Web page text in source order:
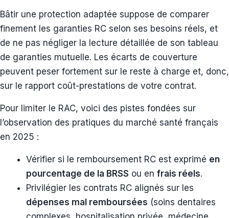
Bâtir une protection adaptée suppose de comparer
finement les garanties RC selon ses besoins réels, et
de ne pas négliger la lecture détaillée de son tableau
de garanties mutuelle. Les écarts de couverture
peuvent peser fortement sur le reste à charge et, donc,
sur le rapport coût-prestations de votre contrat.
Pour limiter le RAC, voici des pistes fondées sur
l’observation des pratiques du marché santé français
en 2025 :
Vérifier si le remboursement RC est exprimé en
pourcentage de la BRSS ou en frais réels.
Privilégier les contrats RC alignés sur les
dépenses mal remboursées (soins dentaires